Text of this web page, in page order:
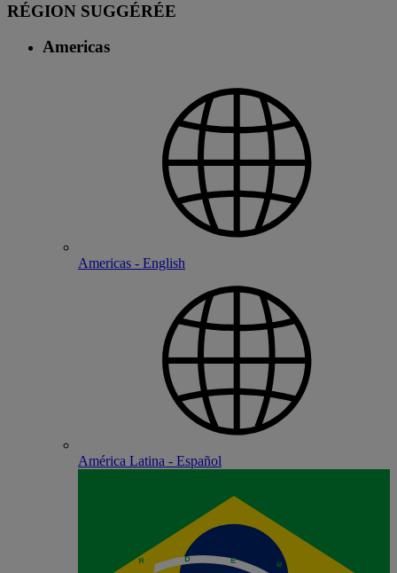
RÉGION SUGGÉRÉE
Americas
Americas - English
América Latina - Español